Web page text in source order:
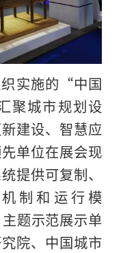
实施的“中国
聚城市规划设
建设、智慧应
单位在展会现
提供可复制、
制和运行模
题示范展示单
院、中国城市